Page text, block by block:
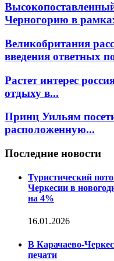
Черногорию в
Великобритания
введения ответных
Растет интерес
отдыху в...
Принц Уильям
расположенную...
Последние новости
Туристический
Черкесии в
на 4%
16.01.2026
В Карачаево-
печати